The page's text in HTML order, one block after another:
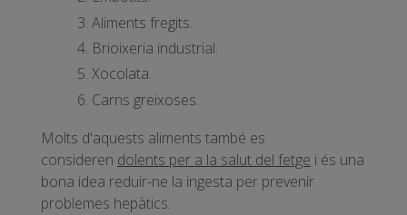
Aliments fregits.
Brioixeria industrial.
Xocolata.
Carns greixoses.
Molts d'aquests aliments també es
consideren dolents per a la salut del fetge i és una
bona idea reduir-ne la ingesta per prevenir
problemes hepàtics.